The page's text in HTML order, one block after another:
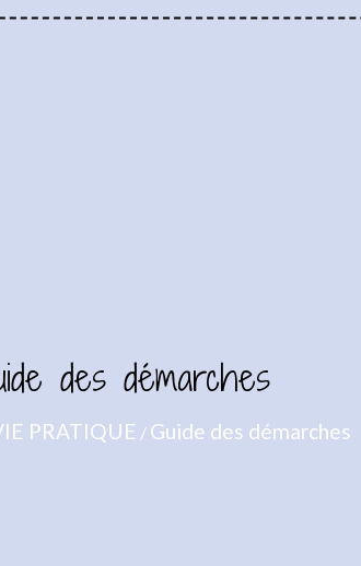
des démarches
PRATIQUE / Guide des démarches